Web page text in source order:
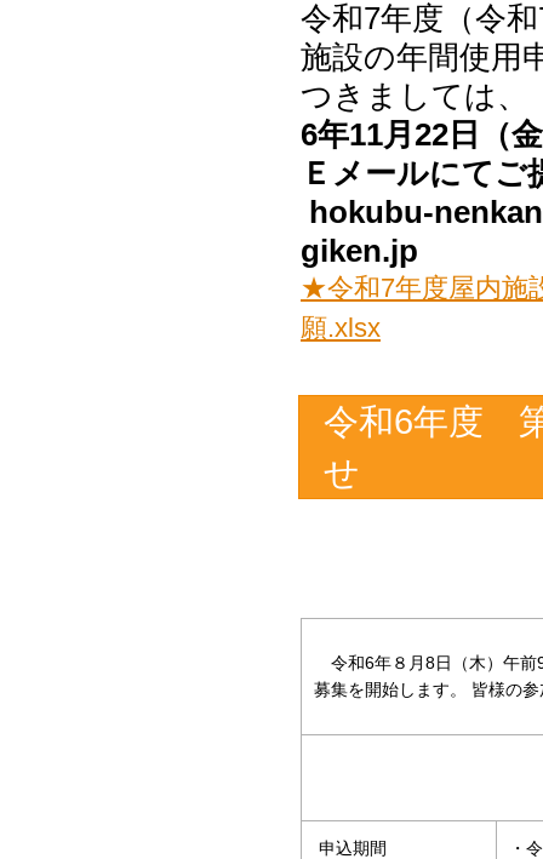
令和7年度（令
施設の年間使用
つきましては、
6年11月22日（
Ｅメールにて
hokubu-
★令和7年度屋内施
願.xlsx
令和6年度
せ
令和6年８月8日（木）午
募集を開始します。 皆様の
申込期間 ・